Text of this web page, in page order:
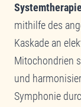
Systemtherapie
mithilfe des
Kaskade an
Mitochondrien
und
Symphonie